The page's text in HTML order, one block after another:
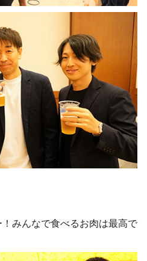
みんなで食べるお肉は最高で